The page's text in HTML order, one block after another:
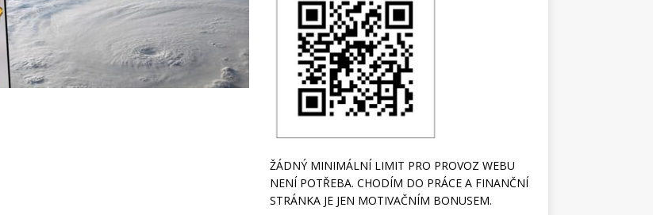
ŽÁDNÝ MINIMÁLNÍ LIMIT PRO PROVOZ WEBU
NENÍ POTŘEBA. CHODÍM DO PRÁCE A FINANČNÍ
STRÁNKA JE JEN MOTIVAČNÍM BONUSEM.